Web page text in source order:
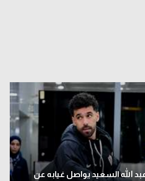
الله السعيد يواصل غيابه عن